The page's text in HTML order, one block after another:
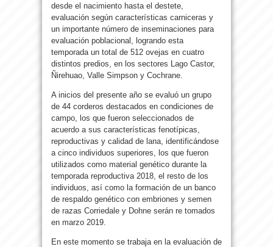
desde el nacimiento hasta el destete,
evaluación según características carniceras y
un importante número de inseminaciones para
evaluación poblacional, logrando esta
temporada un total de 512 ovejas en cuatro
distintos predios, en los sectores Lago Castor,
Ñirehuao, Valle Simpson y Cochrane.
A inicios del presente año se evaluó un grupo
de 44 corderos destacados en condiciones de
campo, los que fueron seleccionados de
acuerdo a sus características fenotípicas,
reproductivas y calidad de lana, identificándose
a cinco individuos superiores, los que fueron
utilizados como material genético durante la
temporada reproductiva 2018, el resto de los
individuos, así como la formación de un banco
de respaldo genético con embriones y semen
de razas Corriedale y Dohne serán re tomados
en marzo 2019.
En este momento se trabaja en la evaluación de